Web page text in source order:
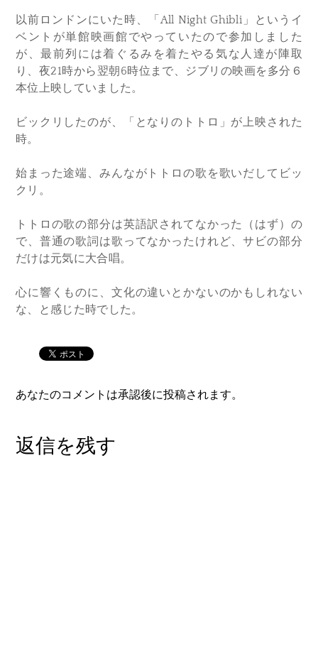
以前ロンドンにいた時、「All Night Ghibli」というイ
ベントが単館映画館でやっていたので参加しました
が、最前列には着ぐるみを着たやる気な人達が陣取
り、夜21時から翌朝6時位まで、ジブリの映画を多分６
本位上映していました。
ビックリしたのが、「となりのトトロ」が上映された
時。
始まった途端、みんながトトロの歌を歌いだしてビッ
クリ。
トトロの歌の部分は英語訳されてなかった（はず）の
で、普通の歌詞は歌ってなかったけれど、サビの部分
だけは元気に大合唱。
心に響くものに、文化の違いとかないのかもしれない
な、と感じた時でした。
あなたのコメントは承認後に投稿されます。
返信を残す